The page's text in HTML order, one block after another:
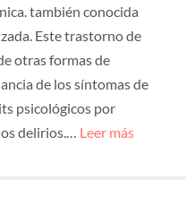
también conocida
Este trastorno de
otras formas de
de los síntomas de
psicológicos por
delirios.… Leer más